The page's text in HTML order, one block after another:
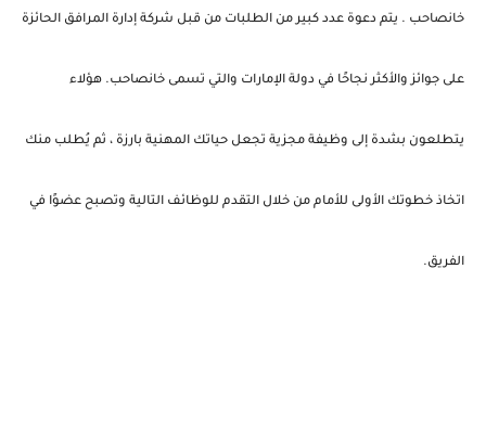
خانصاحب . يتم دعوة عدد كبير من الطلبات من قبل شركة إدارة المرافق الحائزة
على جوائز والأكثر نجاحًا في دولة الإمارات والتي تسمى خانصاحب. هؤلاء
يتطلعون بشدة إلى وظيفة مجزية تجعل حياتك المهنية بارزة ، ثم يُطلب منك
اتخاذ خطوتك الأولى للأمام من خلال التقدم للوظائف التالية وتصبح عضوًا في
الفريق.